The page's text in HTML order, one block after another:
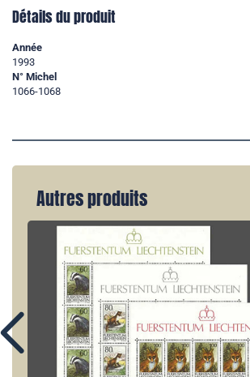
Détails du produit
Année
1993
N° Michel
1066-1068
Autres produits